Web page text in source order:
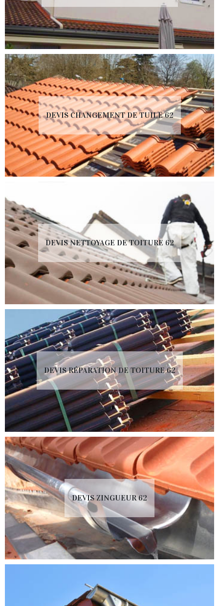
DEVIS CHANGEMENT DE TUILE 62
DEVIS NETTOYAGE DE TOITURE 62
DEVIS RÉPARATION DE TOITURE 62
DEVIS ZINGUEUR 62